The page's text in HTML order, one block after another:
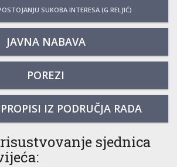
SUKOBA INTERESA (G.RELJIĆ)
JAVNA NABAVA
POREZI
IZ PODRUČJA RADA
sjednica